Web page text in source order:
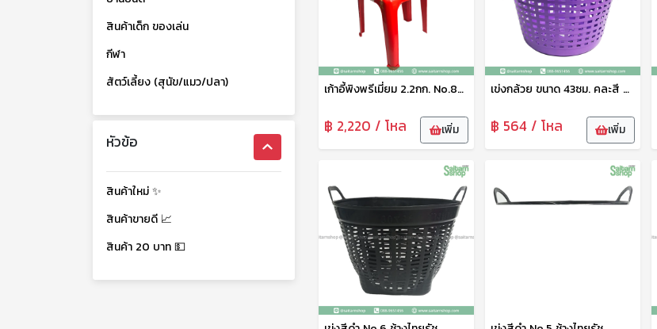
สินค้าเด็ก ของเล่น
กีฬา
สัตว์เลี้ยง (สุนัข/แมว/ปลา)
หัวข้อ
สินค้าใหม่ ✨
สินค้าขายดี 📈
สินค้า 20 บาท 💵
เก้าอี้พิงพรีเมี่ยม 2.2กก. No.888 เกรดA ช้างไทยรัช
฿ 2,220 / โหล เพิ่ม
เข่งกล้วย ขนาด 43ซม. คละสี ช้างไทยรัช
฿ 564 / โหล เพิ่ม